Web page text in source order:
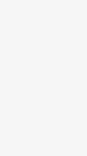
Dana și